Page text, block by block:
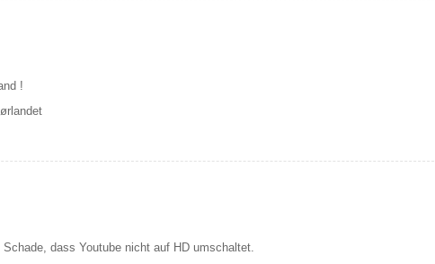
!
dass Youtube nicht auf HD umschaltet.